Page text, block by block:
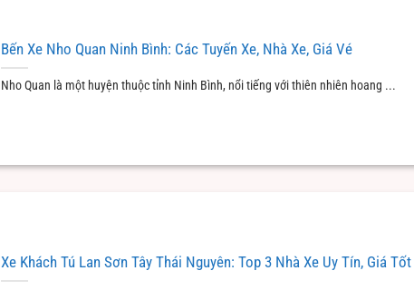
Bến Xe Nho Quan Ninh Bình: Các Tuyến Xe, Nhà Xe, Giá Vé
Nho Quan là một huyện thuộc tỉnh Ninh Bình, nổi tiếng với thiên nhiên hoang ...
Xe Khách Tú Lan Sơn Tây Thái Nguyên: Top 3 Nhà Xe Uy Tín, Giá Tốt